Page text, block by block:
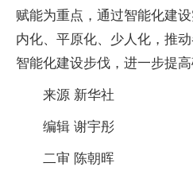
赋能为重点，通过智能化建
内化、平原化、少人化，推
智能化建设步伐，进一步提高
来源 新华社
编辑 谢宇彤
二审 陈朝晖